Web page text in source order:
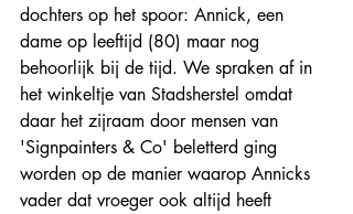
dochters op het spoor: Annick, een
dame op leeftijd (80) maar nog
behoorlijk bij de tijd. We spraken af in
het winkeltje van Stadsherstel omdat
daar het zijraam door mensen van
'Signpainters & Co' beletterd ging
worden op de manier waarop Annicks
vader dat vroeger ook altijd heeft